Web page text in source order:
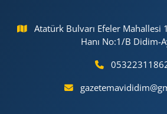
Atatürk Bulvarı Efeler Mahallesi
Hanı No:1/B Didim-